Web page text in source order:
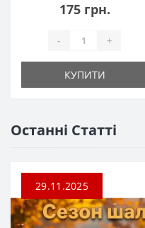
175 грн.
- +
КУПИТИ
Останні Статті
29.11.2025